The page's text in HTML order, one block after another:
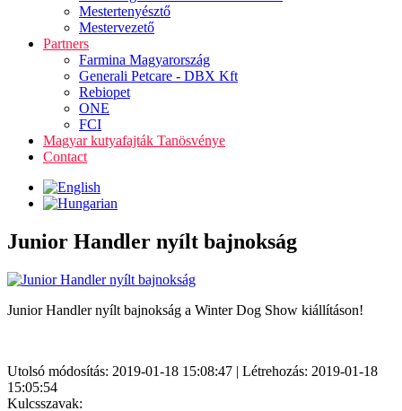
Mestertenyésztő
Mestervezető
Partners
Farmina Magyarország
Generali Petcare - DBX Kft
Rebiopet
ONE
FCI
Magyar kutyafajták Tanösvénye
Contact
Junior Handler nyílt bajnokság
Junior Handler nyílt bajnokság a Winter Dog Show kiállításon!
Utolsó módosítás: 2019-01-18 15:08:47 | Létrehozás: 2019-01-18
15:05:54
Kulcsszavak: